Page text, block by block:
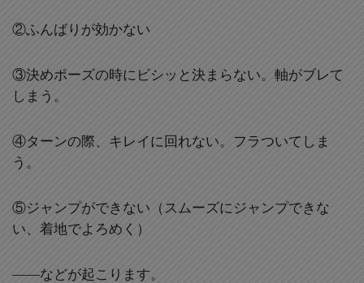
②ふんばりが効かない
③決めポーズの時にビシッと決まらない。軸がブレて
しまう。
④ターンの際、キレイに回れない。フラついてしま
う。
⑤ジャンプができない（スムーズにジャンプできな
い、着地でよろめく）
――などが起こります。